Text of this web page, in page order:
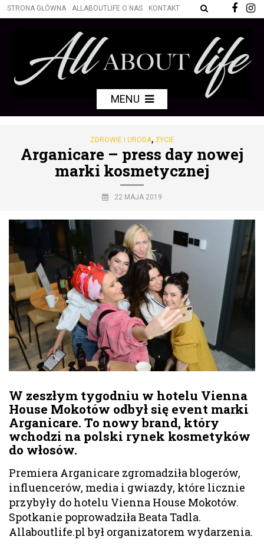
STRONA GŁÓWNA ALLABOUTLIFE O NAS KONTAKT
MENU
ZDROWIE I URODA, ŻYCIE
Arganicare – press day nowej
marki kosmetycznej
22 MAJA 2019
W zeszłym tygodniu w hotelu Vienna
House Mokotów odbył się event marki
Arganicare. To nowy brand, który
wchodzi na polski rynek kosmetyków
do włosów.
Premiera Arganicare zgromadziła blogerów,
influencerów, media i gwiazdy, które licznie
przybyły do hotelu Vienna House Mokotów.
Spotkanie poprowadziła Beata Tadla.
Allaboutlife.pl był organizatorem wydarzenia.